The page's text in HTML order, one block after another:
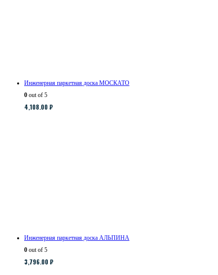
Инженерная паркетная доска МОСКАТО
0 out of 5
4,108.00 ₽
Инженерная паркетная доска АЛЬПИНА
0 out of 5
3,796.00 ₽